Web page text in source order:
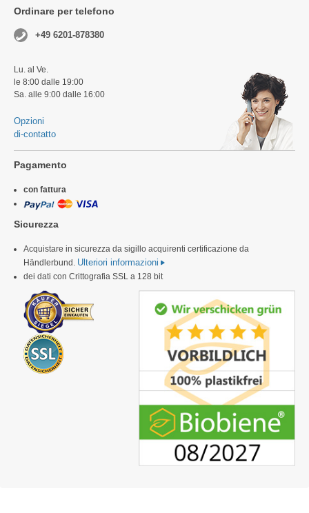
Ordinare per telefono
+49 6201-878380
Lu. al Ve.
le 8:00 dalle 19:00
Sa. alle 9:00 dalle 16:00
Opzioni
di-contatto
Pagamento
con fattura
Sicurezza
Acquistare in sicurezza da sigillo acquirenti certificazione da
Händlerbund. Ulteriori informazioni
dei dati con Crittografia SSL a 128 bit